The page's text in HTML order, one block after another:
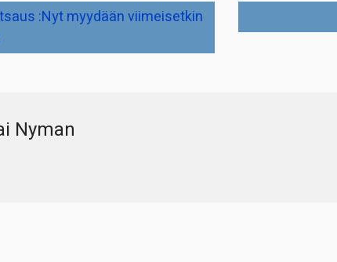
:Nyt myydään viimeisetkin
Nyman